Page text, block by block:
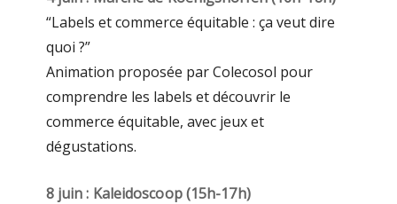
“Labels et commerce équitable : ça veut dire
quoi ?”
Animation proposée par Colecosol pour
comprendre les labels et découvrir le
commerce équitable, avec jeux et
dégustations.
8 juin : Kaleidoscoop (15h-17h)